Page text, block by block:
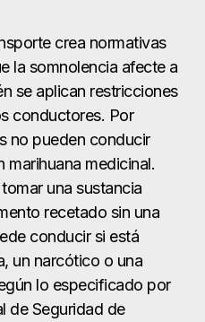
crea normativas
la somnolencia afecte a
se aplican restricciones
conductores. Por
no pueden conducir
marihuana medicinal.
una sustancia
recetado sin una
conducir si está
un narcótico o una
lo especificado por
de Seguridad de